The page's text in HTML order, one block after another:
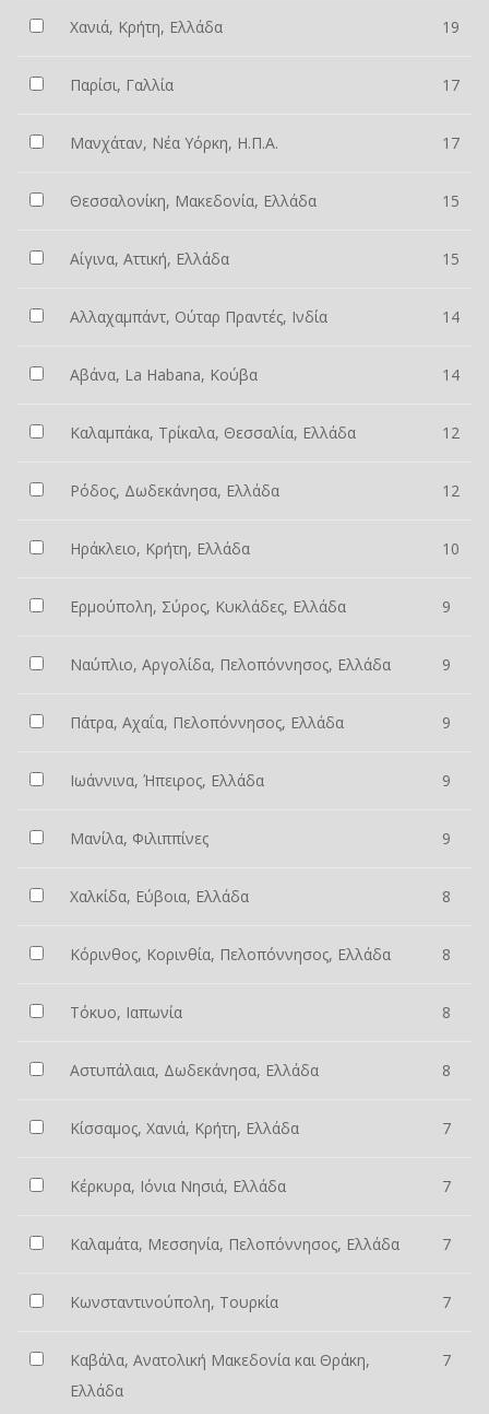
Χανιά, Κρήτη, Ελλάδα 19
Παρίσι, Γαλλία 17
Μανχάταν, Νέα Υόρκη, Η.Π.Α. 17
Θεσσαλονίκη, Μακεδονία, Ελλάδα 15
Αίγινα, Αττική, Ελλάδα 15
Αλλαχαμπάντ, Ούταρ Πραντές, Ινδία 14
Αβάνα, La Habana, Κούβα 14
Καλαμπάκα, Τρίκαλα, Θεσσαλία, Ελλάδα 12
Ρόδος, Δωδεκάνησα, Ελλάδα 12
Ηράκλειο, Κρήτη, Ελλάδα 10
Ερμούπολη, Σύρος, Κυκλάδες, Ελλάδα 9
Ναύπλιο, Αργολίδα, Πελοπόννησος, Ελλάδα 9
Πάτρα, Αχαΐα, Πελοπόννησος, Ελλάδα 9
Ιωάννινα, Ήπειρος, Ελλάδα 9
Μανίλα, Φιλιππίνες 9
Χαλκίδα, Εύβοια, Ελλάδα 8
Κόρινθος, Κορινθία, Πελοπόννησος, Ελλάδα 8
Τόκυο, Ιαπωνία 8
Αστυπάλαια, Δωδεκάνησα, Ελλάδα 8
Κίσσαμος, Χανιά, Κρήτη, Ελλάδα 7
Κέρκυρα, Ιόνια Νησιά, Ελλάδα 7
Καλαμάτα, Μεσσηνία, Πελοπόννησος, Ελλάδα 7
Κωνσταντινούπολη, Τουρκία 7
Καβάλα, Ανατολική Μακεδονία και Θράκη,
Ελλάδα
7